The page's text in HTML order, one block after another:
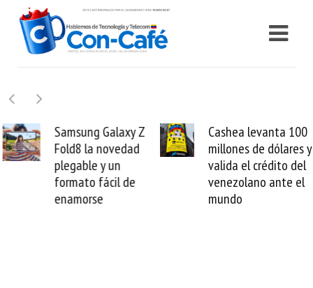
Samsung Galaxy Z
Fold8 la novedad
plegable y un
formato fácil de
enamorse
Cashea levanta 100
millones de dólares y
valida el crédito del
venezolano ante el
mundo